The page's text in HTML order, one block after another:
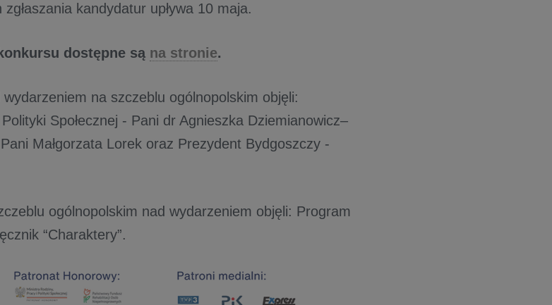
kandydatur upływa 10 maja.
dostępne są na stronie.
wydarzeniem na szczeblu ogólnopolskim objęli:
Społecznej - Pani dr Agnieszka Dziemianowicz–
Małgorzata Lorek oraz Prezydent Bydgoszczy -
ogólnopolskim nad wydarzeniem objęli: Program
“Charaktery”.